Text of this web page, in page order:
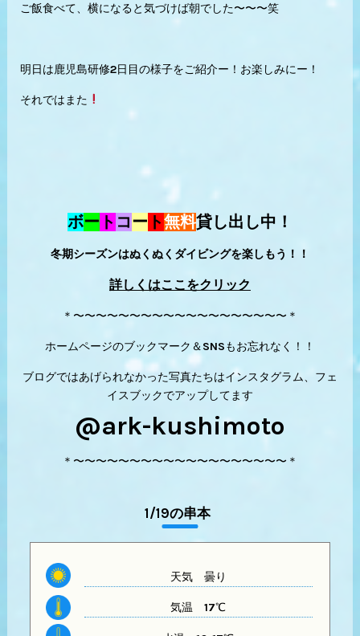
ご飯食べて、横になると気づけば朝でした〜〜〜笑
明日は鹿児島研修2日目の様子をご紹介ー！お楽しみにー！
それではまた
ボー ト コー ト無料貸し出し中！
冬期シーズンはぬくぬくダイビングを楽しもう！！
詳しくはここをクリック
＊〜〜〜〜〜〜〜〜〜〜〜〜〜〜〜〜〜〜〜＊
ホームページのブックマーク＆SNSもお忘れなく！！
ブログではあげられなかった写真たちはインスタグラム、フェ
イスブックでアップしてます
@ark-kushimoto
＊〜〜〜〜〜〜〜〜〜〜〜〜〜〜〜〜〜〜〜＊
1/19の串本
天気曇り
気温 17℃